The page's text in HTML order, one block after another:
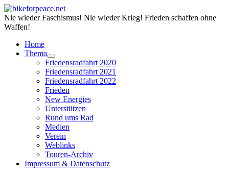
Nie wieder Faschismus! Nie wieder Krieg! Frieden schaffen ohne
Waffen!
Home
Thema
Friedensradfahrt 2020
Friedensradfahrt 2021
Friedensradfahrt 2022
Frieden
New Energies
Unterstützen
Rund ums Rad
Medien
Verein
Weblinks
Touren-Archiv
Impressum & Datenschutz